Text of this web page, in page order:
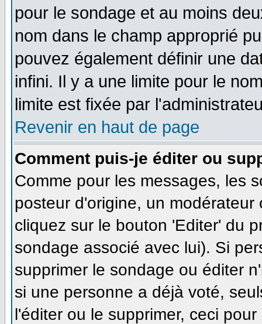
pour le sondage et au moins
nom dans le champ approprié
pouvez également définir une
infini. Il y a une limite pour le
limite est fixée par
Revenir en haut de page
Comment puis-je éditer ou
Comme pour les messages, les
posteur d'origine, un
cliquez sur le bouton 'Editer' du
sondage associé avec lui). Si
supprimer le sondage ou éditer
si une personne a déjà voté,
l'éditer ou le supprimer, ceci